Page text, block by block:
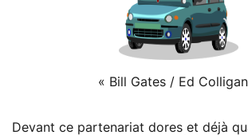
« Bill Gates / Ed
Devant ce partenariat dores et déjà